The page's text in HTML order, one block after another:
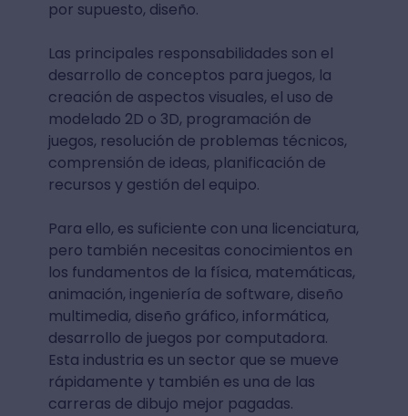
por supuesto, diseño.
Las principales responsabilidades son el
desarrollo de conceptos para juegos, la
creación de aspectos visuales, el uso de
modelado 2D o 3D, programación de
juegos, resolución de problemas técnicos,
comprensión de ideas, planificación de
recursos y gestión del equipo.
Para ello, es suficiente con una licenciatura,
pero también necesitas conocimientos en
los fundamentos de la física, matemáticas,
animación, ingeniería de software, diseño
multimedia, diseño gráfico, informática,
desarrollo de juegos por computadora.
Esta industria es un sector que se mueve
rápidamente y también es una de las
carreras de dibujo mejor pagadas.